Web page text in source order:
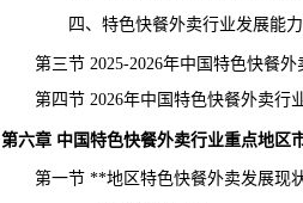
四、特色快餐外卖行业发展能力
第三节 2025-2026年中国特色快餐外
第四节 2026年中国特色快餐外卖行
第六章 中国特色快餐外卖行业重点地区
第一节 **地区特色快餐外卖发展现